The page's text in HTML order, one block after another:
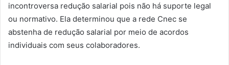
incontroversa redução salarial pois não há suporte legal
ou normativo. Ela determinou que a rede Cnec se
abstenha de redução salarial por meio de acordos
individuais com seus colaboradores.